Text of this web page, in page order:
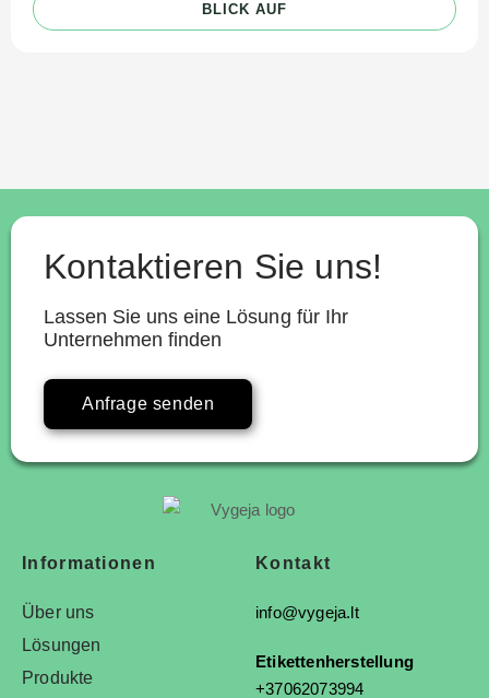
BLICK AUF
Kontaktieren Sie uns!
Lassen Sie uns eine Lösung für Ihr
Unternehmen finden
Anfrage senden
Informationen
Über uns
Lösungen
Produkte
Kontakt
info@vygeja.lt
Etikettenherstellung
+37062073994